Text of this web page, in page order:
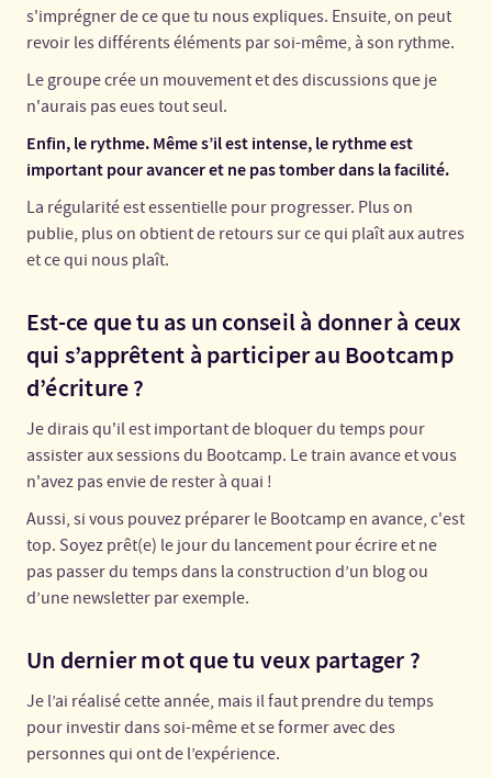
s'imprégner de ce que tu nous expliques. Ensuite, on peut
revoir les différents éléments par soi-même, à son rythme.
Le groupe crée un mouvement et des discussions que je
n'aurais pas eues tout seul.
Enfin, le rythme. Même s’il est intense, le rythme est
important pour avancer et ne pas tomber dans la facilité.
La régularité est essentielle pour progresser. Plus on
publie, plus on obtient de retours sur ce qui plaît aux autres
et ce qui nous plaît.
Est-ce que tu as un conseil à donner à ceux
qui s’apprêtent à participer au Bootcamp
d’écriture ?
Je dirais qu'il est important de bloquer du temps pour
assister aux sessions du Bootcamp. Le train avance et vous
n'avez pas envie de rester à quai !
Aussi, si vous pouvez préparer le Bootcamp en avance, c'est
top. Soyez prêt(e) le jour du lancement pour écrire et ne
pas passer du temps dans la construction d’un blog ou
d’une newsletter par exemple.
Un dernier mot que tu veux partager ?
Je l’ai réalisé cette année, mais il faut prendre du temps
pour investir dans soi-même et se former avec des
personnes qui ont de l’expérience.